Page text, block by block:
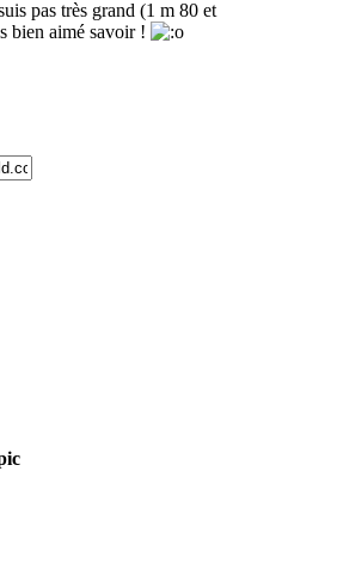
pas très grand (1 m 80 et
bien aimé savoir !